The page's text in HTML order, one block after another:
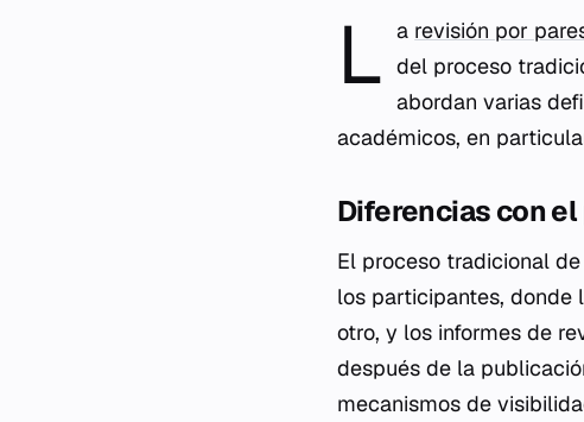
L a revisión por
del proceso
abordan varias
académicos, en
Diferencias con
El proceso tradicional
los participantes, donde
otro, y los informes de
después de la
mecanismos de